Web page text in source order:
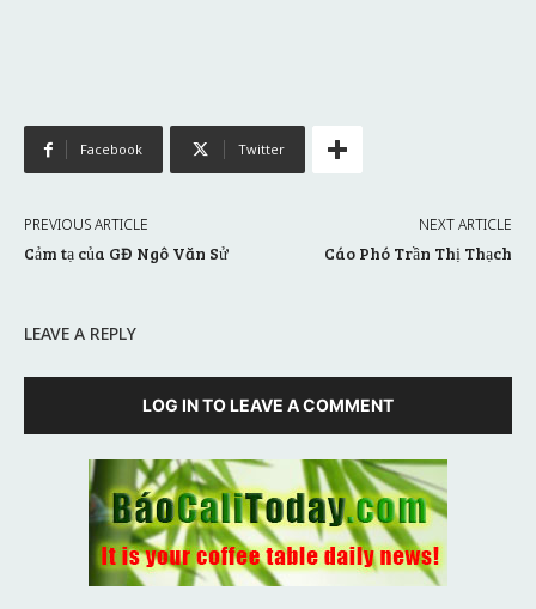
Facebook Twitter
PREVIOUS ARTICLE
Cảm tạ của GĐ Ngô Văn Sử
NEXT ARTICLE
Cáo Phó Trần Thị Thạch
LEAVE A REPLY
LOG IN TO LEAVE A COMMENT